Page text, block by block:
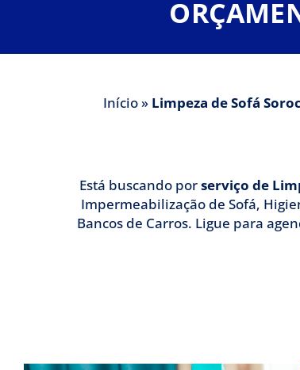
Início» Limpeza de Sofá
Está buscando porserviço de
Impermeabilização de Sofá,
Bancos de Carros. Ligue para